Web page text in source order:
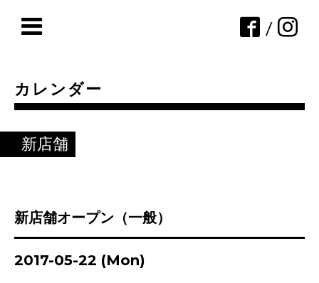
/
カレンダー
新店舗
新店舗オープン（一般）
2017-05-22 (Mon)